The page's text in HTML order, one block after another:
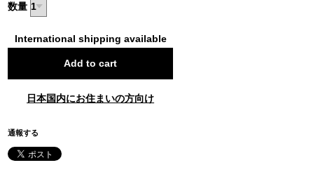
数量
International shipping available
Add to cart
日本国内にお住まいの方向け
通報する